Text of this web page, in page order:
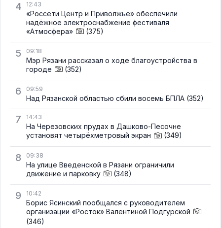
4 12:43
«Россети Центр и Приволжье» обеспечили
надёжное электроснабжение фестиваля
«Атмосфера»
(375)
5 09:18
Мэр Рязани рассказал о ходе благоустройства в
городе
(352)
6 09:59
Над Рязанской областью сбили восемь БПЛА (352)
7 14:43
На Черезовских прудах в Дашково-Песочне
установят четырёхметровый экран
(349)
8 09:38
На улице Введенской в Рязани ограничили
движение и парковку
(348)
9 10:42
Борис Ясинский пообщался с руководителем
организации «Росток» Валентиной Подгурской
(346)